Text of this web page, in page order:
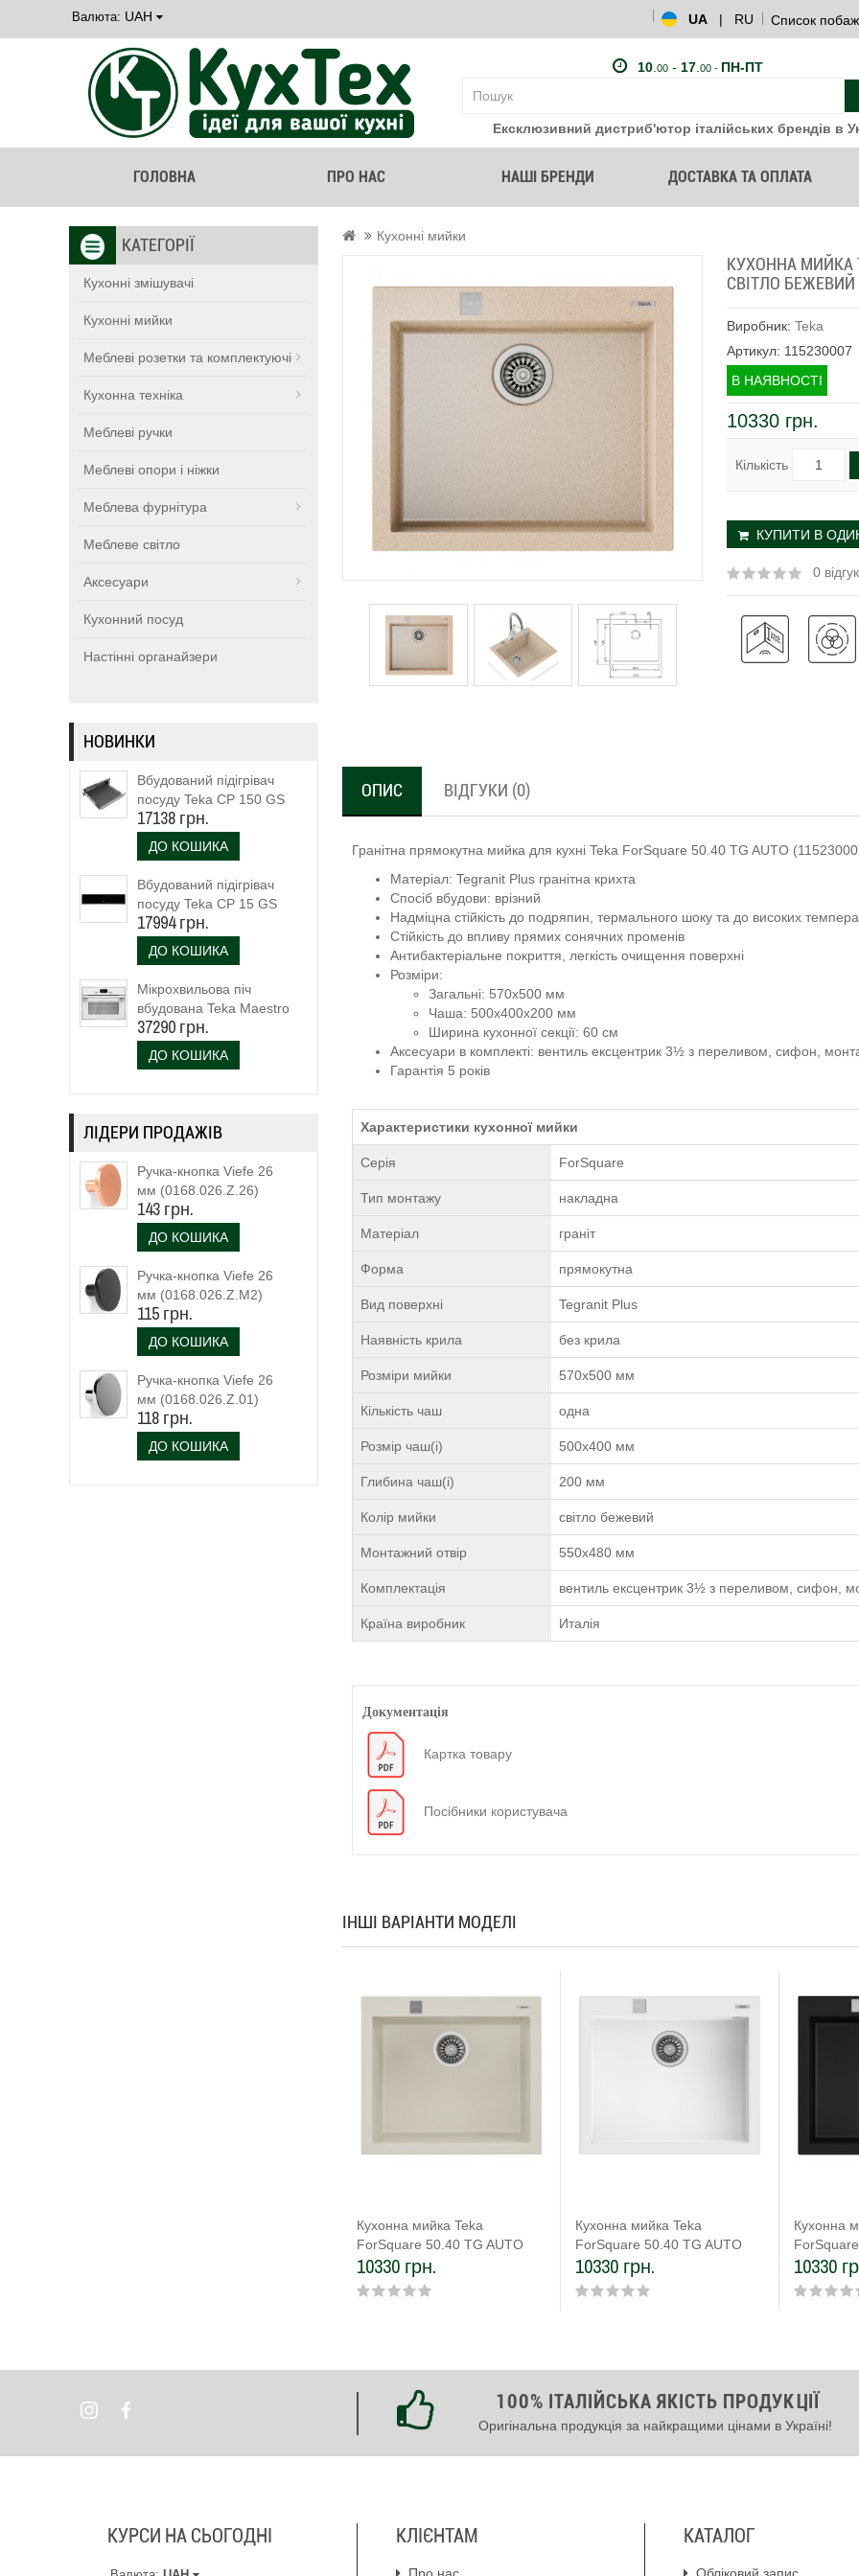
Валюта: UAH UA | RU Список
10. 00- 17. 00 - ПН-ПТ
Ексклюзивний дистриб'ютор італійських брендів в
ГОЛОВНА ПРО НАС НАШІ БРЕНДИ ДОСТАВКА ТА ОПЛАТА
КАТЕГОРІЇ
Кухонні змішувачі
Кухонні мийки
Меблеві розетки та комплектуючі
Кухонна техніка
Меблеві ручки
Меблеві опори і ніжки
Меблева фурнітура
Меблеве світло
Аксесуари
Кухонний посуд
Настінні органайзери
НОВИНКИ
Вбудований підігрівач
посуду Teka CP 150 GS
(111600003)
17138 грн.
ДО КОШИКА
Вбудований підігрівач
посуду Teka CP 15 GS
(40589920)
17994 грн.
ДО КОШИКА
Мікрохвильова піч
вбудована Teka Maestro
MLC 844 (111160023)
біле скло
37290 грн.
ДО КОШИКА
ЛІДЕРИ ПРОДАЖІВ
Ручка-кнопка Viefe 26
мм (0168.026.Z.26)
143 грн.
ДО КОШИКА
Ручка-кнопка Viefe 26
мм (0168.026.Z.M2)
чорний матовий
115 грн.
ДО КОШИКА
Ручка-кнопка Viefe 26
мм (0168.026.Z.01)
118 грн.
ДО КОШИКА
Кухонні мийки
КУХОННА МИЙКА
СВІТЛО БЕЖЕВИЙ
Виробник:Teka
Артикул: 115230007
В НАЯВНОСТІ
10330 грн.
Кількість
КУПИТИ В
0
ОПИС ВІДГУКИ (0)
Гранітна прямокутна мийка для кухні Teka ForSquare 50.40 TG AUTO
Матеріал: Tegranit Plus гранітна крихта
Спосіб вбудови: врізний
Надміцна стійкість до подряпин, термального шоку та до високих
Стійкість до впливу прямих сонячних променів
Антибактеріальне покриття, легкість очищення поверхні
Розміри:
Загальні: 570x500 мм
Чаша: 500x400x200 мм
Ширина кухонної секції: 60 см
Аксесуари в комплекті: вентиль ексцентрик 3½ з переливом, сифон,
Гарантія 5 років
Характеристики кухонної мийки
Серія ForSquare
Тип монтажу накладна
Матеріал граніт
Форма прямокутна
Вид поверхні Tegranit Plus
Наявність крила без крила
Розміри мийки 570х500 мм
Кількість чаш одна
Розмір чаш(і) 500x400 мм
Глибина чаш(і) 200 мм
Колір мийки світло бежевий
Монтажний отвір 550x480 мм
Комплектація вентиль ексцентрик 3½ з переливом, сифон,
Країна виробник Италія
Документація
Картка товару
Посібники користувача
ІНШІ ВАРІАНТИ МОДЕЛІ
Кухонна мийка Teka
ForSquare 50.40 TG AUTO
(115230008) білий крем
10330 грн.
Кухонна мийка Teka
ForSquare 50.40 TG AUTO
(115230009) білий
10330 грн.
Кухонна
10330
100% ІТАЛІЙСЬКА ЯКІСТЬ ПРОДУКЦІЇ
Оригінальна продукція за найкращими цінами в Україні!
КУРСИ НА СЬОГОДНІ КЛІЄНТАМ
Про нас
КАТАЛОГ
Обліковий запис